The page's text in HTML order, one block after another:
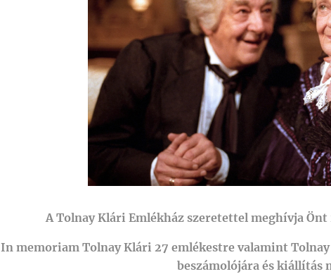
A Tolnay Klári Emlékház szeretettel meghívja
In memoriam Tolnay Klári 27 emlékestre valamint
beszámolójára és kiállítás